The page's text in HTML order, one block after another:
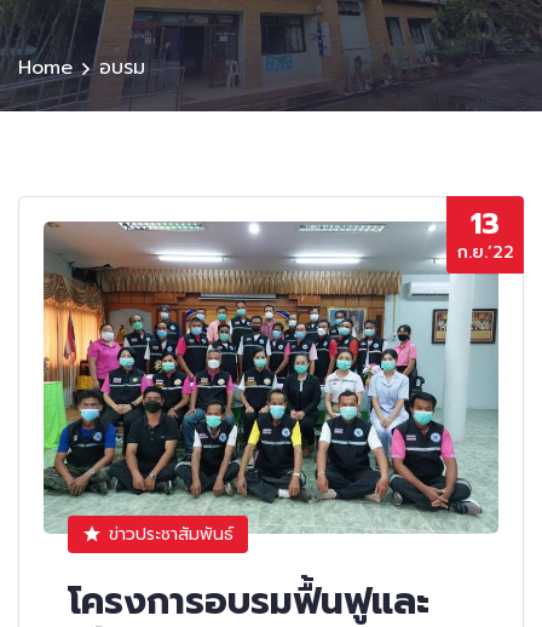
Home อบรม
13
ก.ย.’22
ข่าวประชาสัมพันธ์
โครงการอบรมฟื้นฟูและ